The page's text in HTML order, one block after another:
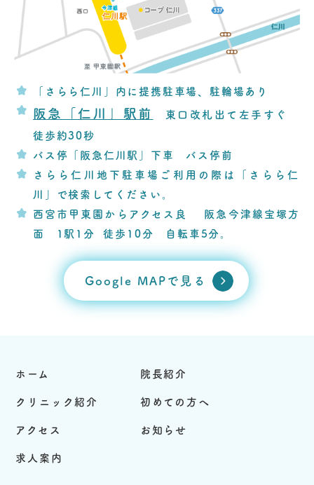
「さらら仁川」内に提携駐車場、駐輪場あり
阪急「仁川」駅前
東口改札出て左手すぐ
徒歩約30秒
バス停「阪急仁川駅」下車 バス停前
さらら仁川地下駐車場ご利用の際は「さらら仁
川」で検索してください。
西宮市甲東園からアクセス良 阪急今津線宝塚方
面 1駅1分 徒歩10分 自転車5分。
Google MAPで見る
ホーム 院長紹介
クリニック紹介 初めての方へ
アクセス お知らせ
求人案内